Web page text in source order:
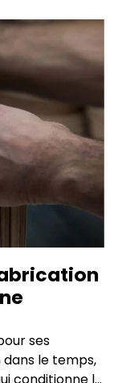
apparaît vite,
La
au bon
ses
le temps,